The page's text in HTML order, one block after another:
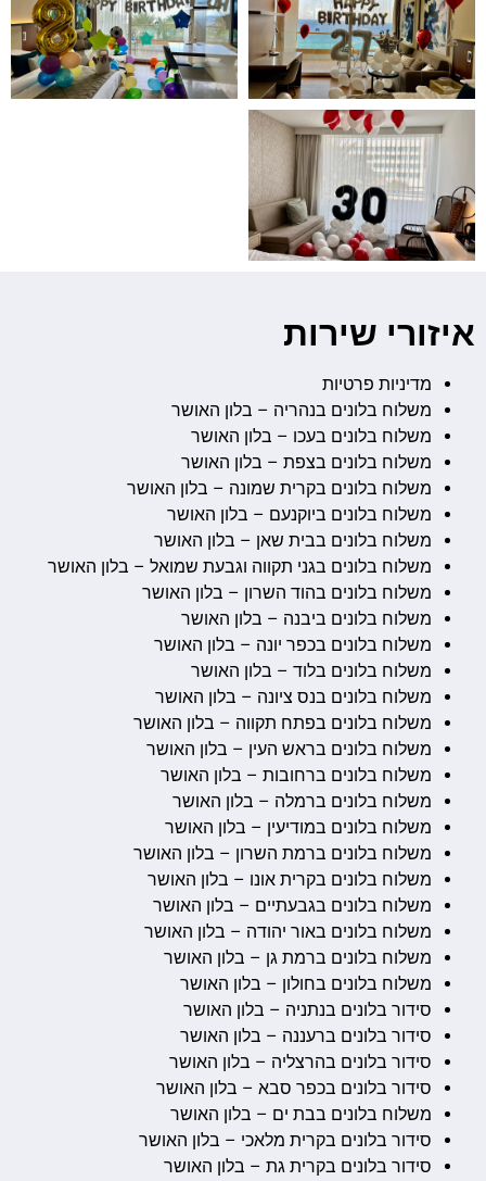
איזורי שירות
מדיניות פרטיות
משלוח בלונים בנהריה – בלון האושר
משלוח בלונים בעכו – בלון האושר
משלוח בלונים בצפת – בלון האושר
משלוח בלונים בקרית שמונה – בלון האושר
משלוח בלונים ביוקנעם – בלון האושר
משלוח בלונים בבית שאן – בלון האושר
משלוח בלונים בגני תקווה וגבעת שמואל – בלון האושר
משלוח בלונים בהוד השרון – בלון האושר
משלוח בלונים ביבנה – בלון האושר
משלוח בלונים בכפר יונה – בלון האושר
משלוח בלונים בלוד – בלון האושר
משלוח בלונים בנס ציונה – בלון האושר
משלוח בלונים בפתח תקווה – בלון האושר
משלוח בלונים בראש העין – בלון האושר
משלוח בלונים ברחובות – בלון האושר
משלוח בלונים ברמלה – בלון האושר
משלוח בלונים במודיעין – בלון האושר
משלוח בלונים ברמת השרון – בלון האושר
משלוח בלונים בקרית אונו – בלון האושר
משלוח בלונים בגבעתיים – בלון האושר
משלוח בלונים באור יהודה – בלון האושר
משלוח בלונים ברמת גן – בלון האושר
משלוח בלונים בחולון – בלון האושר
סידור בלונים בנתניה – בלון האושר
סידור בלונים ברעננה – בלון האושר
סידור בלונים בהרצליה – בלון האושר
סידור בלונים בכפר סבא – בלון האושר
משלוח בלונים בבת ים – בלון האושר
סידור בלונים בקרית מלאכי – בלון האושר
סידור בלונים בקרית גת – בלון האושר